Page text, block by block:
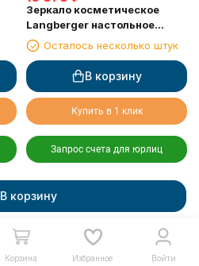
В корзину
Зеркало косметическое
Langberger настольное
поворотное 70985
Осталось несколько штук
В корзину
Купить в 1 клик
Запрос счета для юрлиц
Корзина Избранное Войти